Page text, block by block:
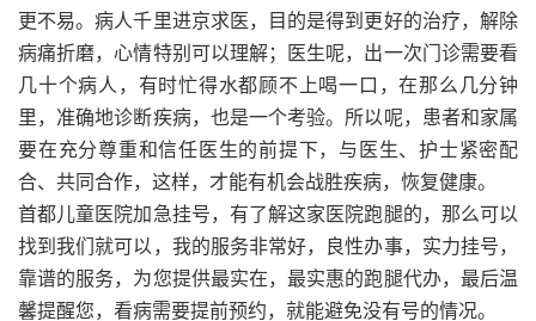
更不易。病人千里进京求医，目的是得到更好的治疗，解除
病痛折磨，心情特别可以理解；医生呢，出一次门诊需要看
几十个病人，有时忙得水都顾不上喝一口，在那么几分钟
里，准确地诊断疾病，也是一个考验。所以呢，患者和家属
要在充分尊重和信任医生的前提下，与医生、护士紧密配
合、共同合作，这样，才能有机会战胜疾病，恢复健康。
首都儿童医院加急挂号，有了解这家医院跑腿的，那么可以
找到我们就可以，我的服务非常好，良性办事，实力挂号，
靠谱的服务，为您提供最实在，最实惠的跑腿代办，最后温
馨提醒您，看病需要提前预约，就能避免没有号的情况。